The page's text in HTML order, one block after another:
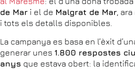
de Mar i el de Malgrat de Mar ,
i tots els detalls disponibles.
La campanya es basa en l’èxit
generar unes 1.800 respostes
anys que estava obert: la